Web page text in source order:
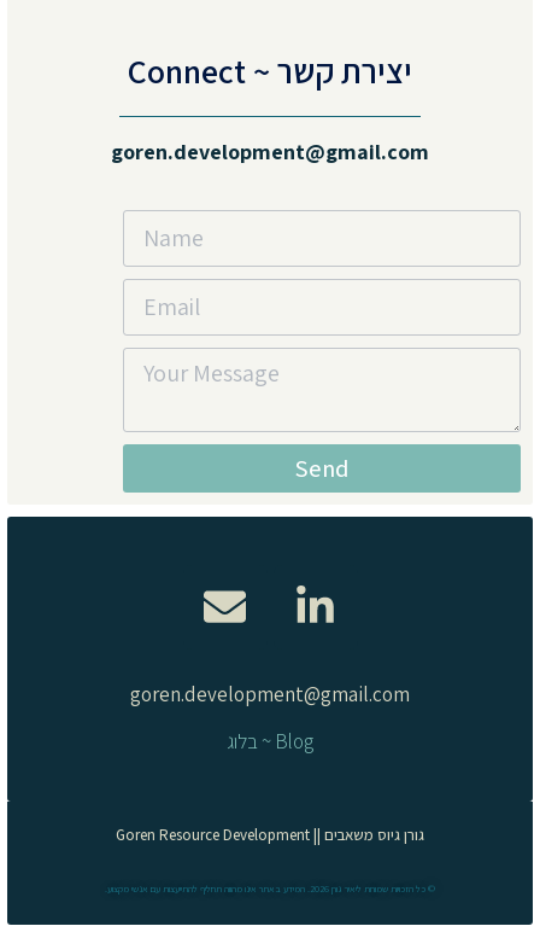
Send
יצירת קשר ~ Connect
goren.development@gmail.com
goren.development@gmail.com
Blog ~ בלוג
גורן גיוס משאבים || Goren Resource Development
© כל הזכויות שמורות ליאיר גורן 2026. המידע באתר אינו מהווה תחליף להתייעצות עם אנשי מקצוע.